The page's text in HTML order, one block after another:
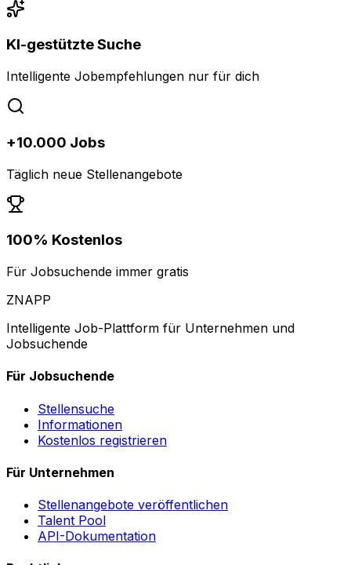
KI-gestützte Suche
Intelligente Jobempfehlungen nur für dich
+10.000 Jobs
Täglich neue Stellenangebote
100% Kostenlos
Für Jobsuchende immer gratis
ZNAPP
Intelligente Job-Plattform für Unternehmen und
Jobsuchende
Für Jobsuchende
Stellensuche
Informationen
Kostenlos registrieren
Für Unternehmen
Stellenangebote veröffentlichen
Talent Pool
API-Dokumentation